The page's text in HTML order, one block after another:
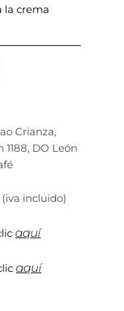
la crema
Crianza,
DO León
incluido)
aquí
aquí